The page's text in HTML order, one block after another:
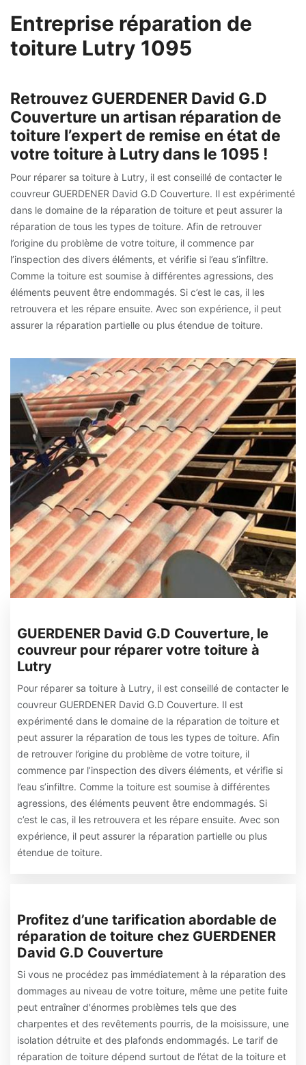
Entreprise réparation de
toiture Lutry 1095
Retrouvez GUERDENER David G.D
Couverture un artisan réparation de
toiture l’expert de remise en état de
votre toiture à Lutry dans le 1095 !
Pour réparer sa toiture à Lutry, il est conseillé de contacter le
couvreur GUERDENER David G.D Couverture. Il est expérimenté
dans le domaine de la réparation de toiture et peut assurer la
réparation de tous les types de toiture. Afin de retrouver
l’origine du problème de votre toiture, il commence par
l’inspection des divers éléments, et vérifie si l’eau s’infiltre.
Comme la toiture est soumise à différentes agressions, des
éléments peuvent être endommagés. Si c’est le cas, il les
retrouvera et les répare ensuite. Avec son expérience, il peut
assurer la réparation partielle ou plus étendue de toiture.
GUERDENER David G.D Couverture, le
couvreur pour réparer votre toiture à
Lutry
Pour réparer sa toiture à Lutry, il est conseillé de contacter le
couvreur GUERDENER David G.D Couverture. Il est
expérimenté dans le domaine de la réparation de toiture et
peut assurer la réparation de tous les types de toiture. Afin
de retrouver l’origine du problème de votre toiture, il
commence par l’inspection des divers éléments, et vérifie si
l’eau s’infiltre. Comme la toiture est soumise à différentes
agressions, des éléments peuvent être endommagés. Si
c’est le cas, il les retrouvera et les répare ensuite. Avec son
expérience, il peut assurer la réparation partielle ou plus
étendue de toiture.
Profitez d’une tarification abordable de
réparation de toiture chez GUERDENER
David G.D Couverture
Si vous ne procédez pas immédiatement à la réparation des
dommages au niveau de votre toiture, même une petite fuite
peut entraîner d'énormes problèmes tels que des
charpentes et des revêtements pourris, de la moisissure, une
isolation détruite et des plafonds endommagés. Le tarif de
réparation de toiture dépend surtout de l’état de la toiture et